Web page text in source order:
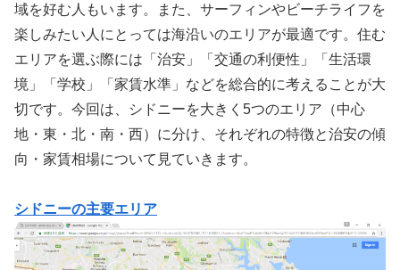
域を好む人もいます。また、サーフィンやビーチライフを
楽しみたい人にとっては海沿いのエリアが最適です。住む
エリアを選ぶ際には「治安」「交通の利便性」「生活環
境」「学校」「家賃水準」などを総合的に考えることが大
切です。今回は、シドニーを大きく5つのエリア（中心
地・東・北・南・西）に分け、それぞれの特徴と治安の傾
向・家賃相場について見ていきます。
シドニーの主要エリア